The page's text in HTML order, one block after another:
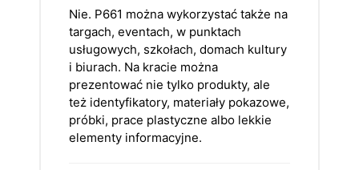
Nie. P661 można wykorzystać także na
targach, eventach, w punktach
usługowych, szkołach, domach kultury
i biurach. Na kracie można
prezentować nie tylko produkty, ale
też identyfikatory, materiały pokazowe,
próbki, prace plastyczne albo lekkie
elementy informacyjne.